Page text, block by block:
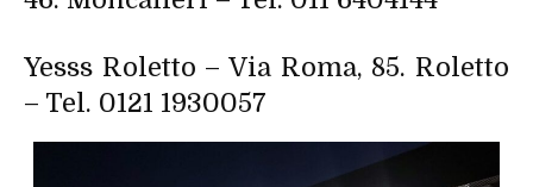
Yesss Roletto – Via Roma, 85. Roletto
– Tel. 0121 1930057